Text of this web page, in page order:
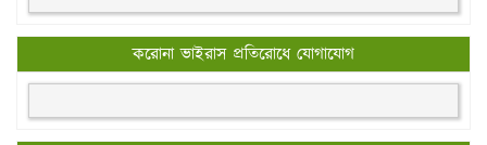
করোনা ভাইরাস প্রতিরোধে যোগাযোগ